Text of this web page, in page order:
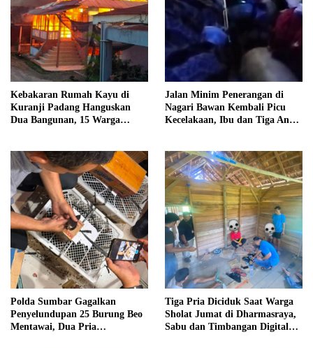
Kebakaran Rumah Kayu di
Kuranji Padang Hanguskan
Dua Bangunan, 15 Warga
Jalan Minim Penerangan di
Nagari Bawan Kembali Picu
Kecelakaan, Ibu dan Tiga Anak
Polda Sumbar Gagalkan
Penyelundupan 25 Burung Beo
Mentawai, Dua Pria
Tiga Pria Diciduk Saat Warga
Sholat Jumat di Dharmasraya,
Sabu dan Timbangan Digital